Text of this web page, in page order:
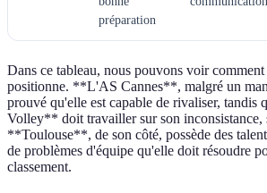
préparation
Dans ce tableau, nous pouvons voir comment
positionne. **L'AS Cannes**, malgré un
prouvé qu'elle est capable de rivaliser, tandis
Volley** doit travailler sur son inconsistance,
**Toulouse**, de son côté, possède des
de problèmes d'équipe qu'elle doit résoudre
classement.